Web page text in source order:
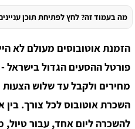
מה בעמוד זה? לחץ לפתיחת תוכן
הזמנת אוטובוסים מעולם לא
פורטל ההסעים הגדול בישראל
מחירים ולקבל עד שלוש
השכרת אוטובוס לכל צורך.
להשכרה ליום אחד, עבור טיול,